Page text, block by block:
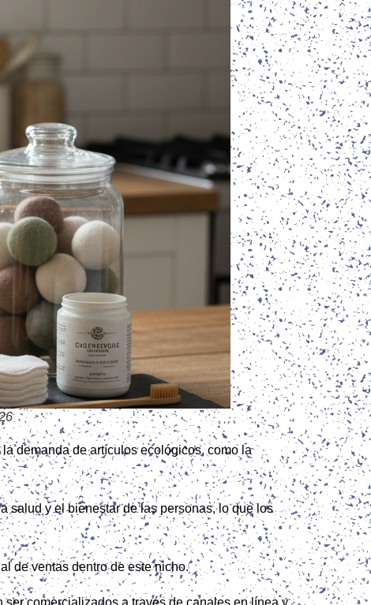
demanda de artículos ecológicos, como la
salud y el bienestar de las personas, lo que los
de ventas dentro de este nicho.
comercializados a través de canales en línea y